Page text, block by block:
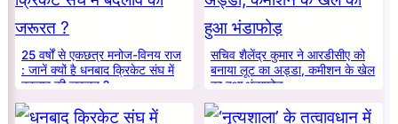
25 वर्षों से एकछत्र मनोज-विनय राज
: जानें क्यों है धनबाद क्रिकेट संघ में
बदलाव की जरूरत ?
सचिव शैलेंद्र कुमार ने आरडीसीए को
बनाया लूट का अड्डा, कमीशन के खेल
का हुआ भंडाफोड़